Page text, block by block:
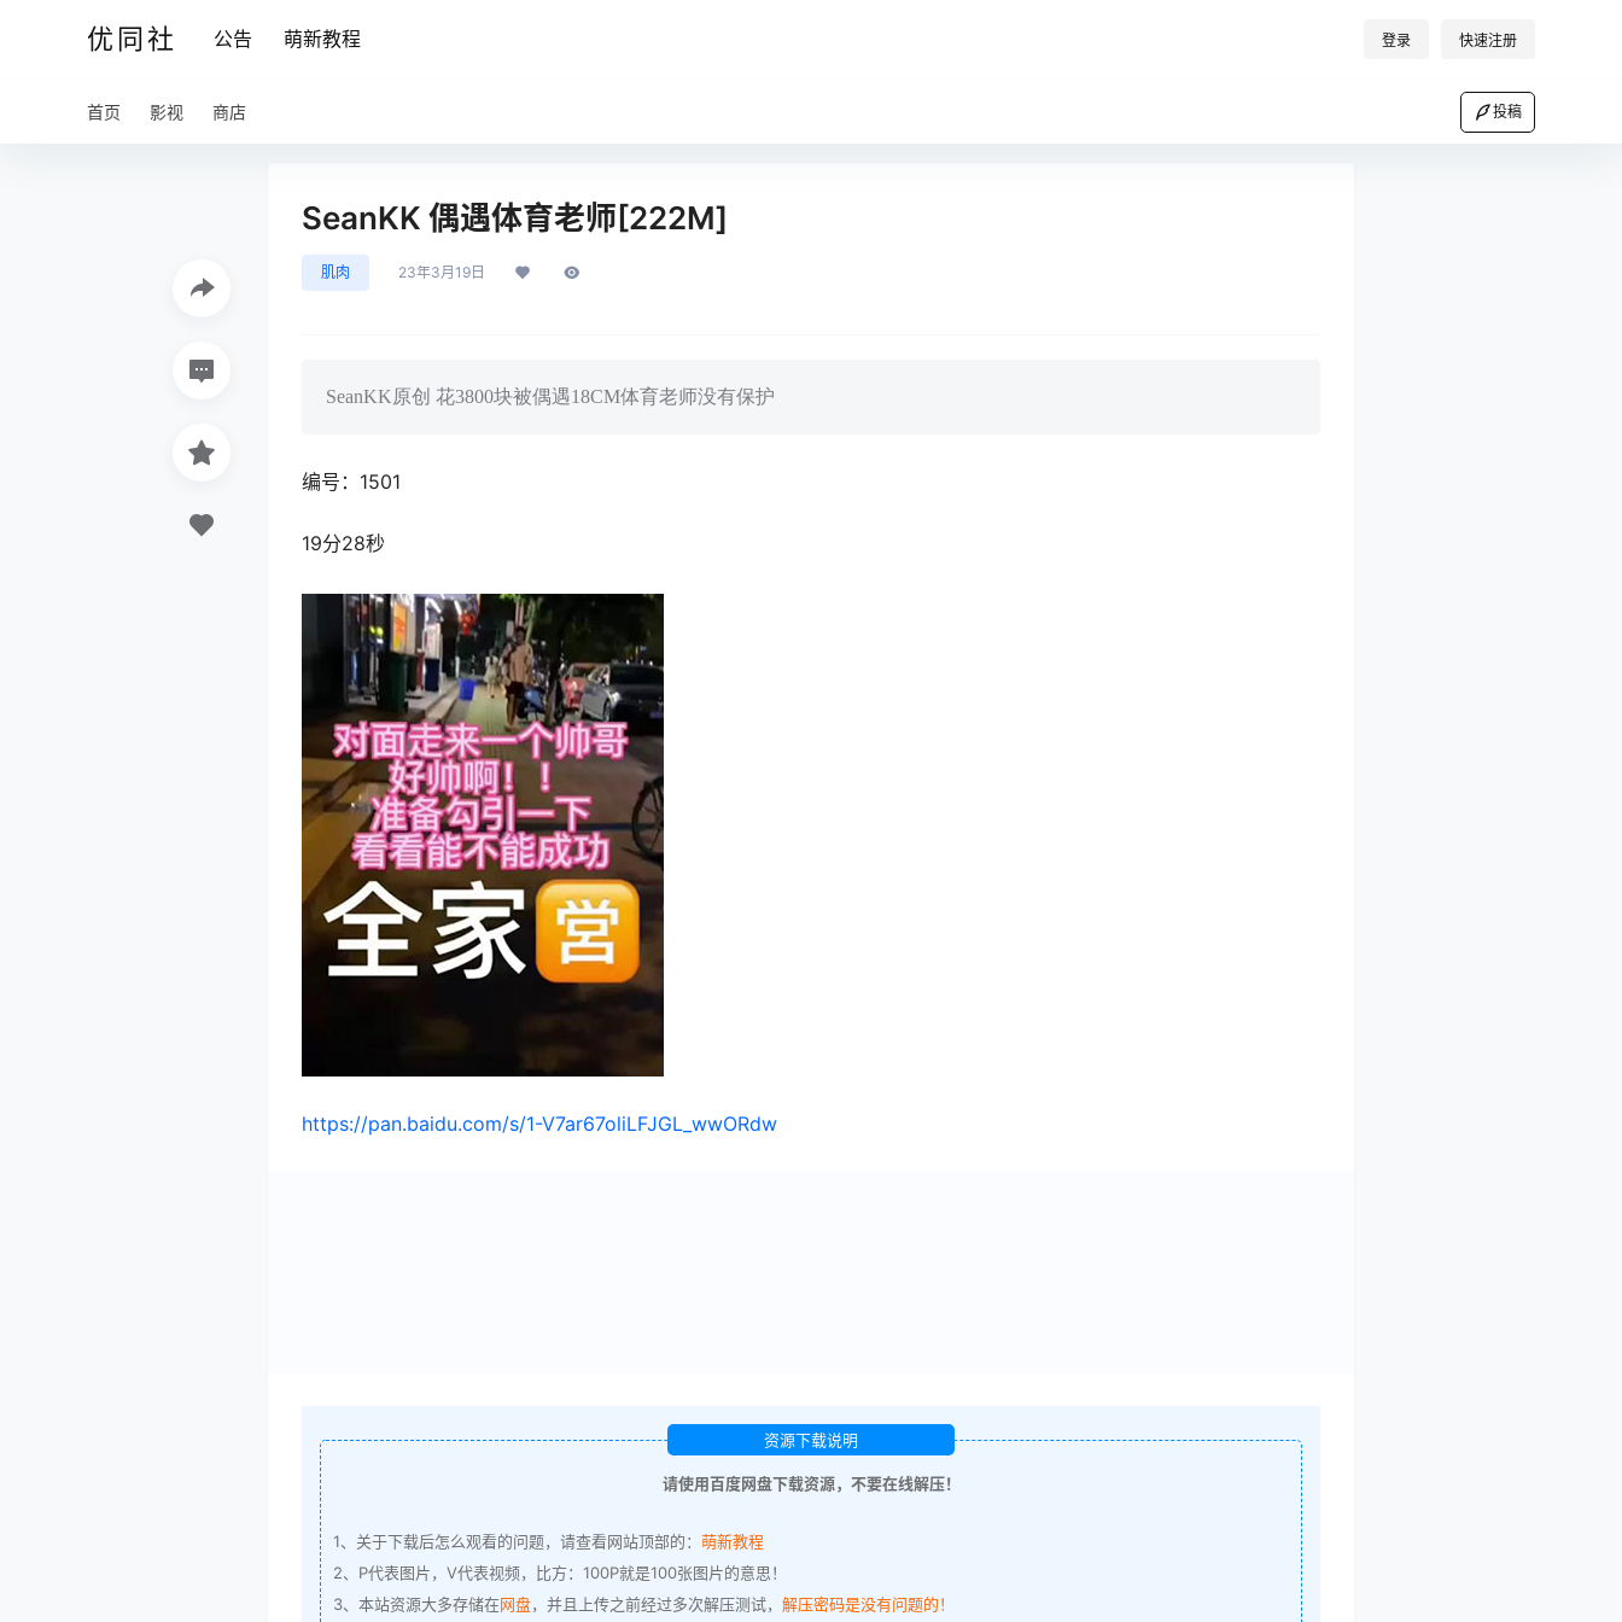
优同社 公告 萌新教程 登录 快速注册
首页 影视 商店 投稿
SeanKK 偶遇体育老师[222M]
肌肉 23年3月19日
SeanKK原创 花3800块被偶遇18CM体育老师没有保护
编号：1501
19分28秒
https://pan.baidu.com/s/1-V7ar67oliLFJGL_wwORdw
资源下载说明
请使用百度网盘下载资源，不要在线解压！
1、关于下载后怎么观看的问题，请查看网站顶部的： 萌新教程
2、P代表图片，V代表视频，比方：100P就是100张图片的意思！
3、本站资源大多存储在网盘，并且上传之前经过多次解压测试， 解压密码是没有问题的！